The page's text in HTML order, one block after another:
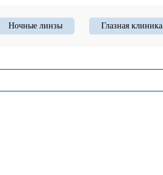
Ночные линзы Глазная клиника